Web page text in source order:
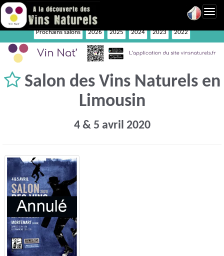
Prochains salons 2026 2025 2024 2023 2022
Salon des Vins Naturels en
Limousin
4 & 5 avril 2020